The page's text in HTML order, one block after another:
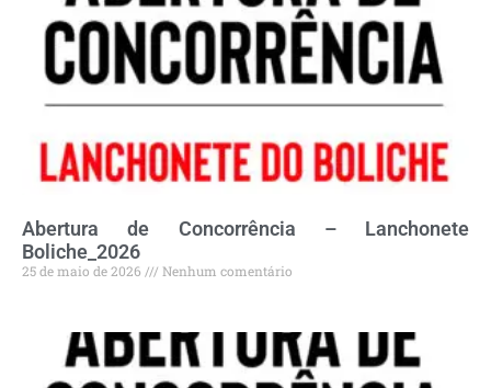
Abertura de Concorrência – Lanchonete
Boliche_2026
25 de maio de 2026 Nenhum comentário